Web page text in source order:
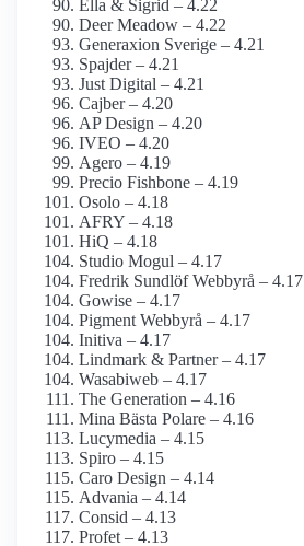
Ella & Sigrid – 4.22
Deer Meadow – 4.22
Generaxion Sverige – 4.21
Spajder – 4.21
Just Digital – 4.21
Cajber – 4.20
AP Design – 4.20
IVEO – 4.20
Agero – 4.19
Precio Fishbone – 4.19
Osolo – 4.18
AFRY – 4.18
HiQ – 4.18
Studio Mogul – 4.17
Fredrik Sundlöf Webbyrå – 4.17
Gowise – 4.17
Pigment Webbyrå – 4.17
Initiva – 4.17
Lindmark & Partner – 4.17
Wasabiweb – 4.17
The Generation – 4.16
Mina Bästa Polare – 4.16
Lucymedia – 4.15
Spiro – 4.15
Caro Design – 4.14
Advania – 4.14
Consid – 4.13
Profet – 4.13